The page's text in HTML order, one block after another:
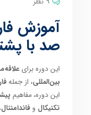
آموزش
صد با
این دوره برای
بین‌المللی، از جمله
این دوره، مفاهیم
تکنیکال وفاندامنتال،